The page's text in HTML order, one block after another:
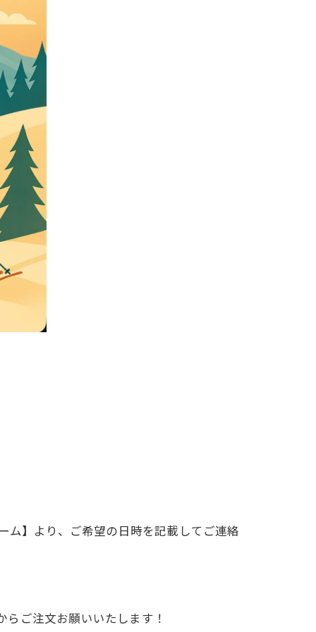
ム】より、ご希望の日時を記載してご連絡
らご注文お願いいたします！